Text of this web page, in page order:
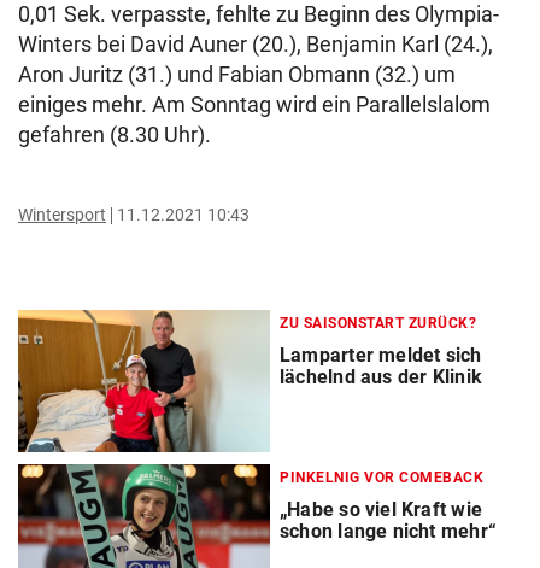
0,01 Sek. verpasste, fehlte zu Beginn des Olympia-
Winters bei David Auner (20.), Benjamin Karl (24.),
Aron Juritz (31.) und Fabian Obmann (32.) um
einiges mehr. Am Sonntag wird ein Parallelslalom
gefahren (8.30 Uhr).
Wintersport 11.12.2021 10:43
ZU SAISONSTART ZURÜCK?
Lamparter meldet sich
lächelnd aus der Klinik
PINKELNIG VOR COMEBACK
„Habe so viel Kraft wie
schon lange nicht mehr“